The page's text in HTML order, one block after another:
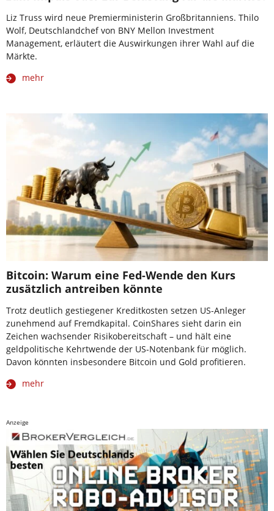
Liz Truss wird neue Premierministerin Großbritanniens. Thilo
Wolf, Deutschlandchef von BNY Mellon Investment
Management, erläutert die Auswirkungen ihrer Wahl auf die
Märkte.
mehr
Bitcoin: Warum eine Fed-Wende den Kurs
zusätzlich antreiben könnte
Trotz deutlich gestiegener Kreditkosten setzen US-Anleger
zunehmend auf Fremdkapital. CoinShares sieht darin ein
Zeichen wachsender Risikobereitschaft – und hält eine
geldpolitische Kehrtwende der US-Notenbank für möglich.
Davon könnten insbesondere Bitcoin und Gold profitieren.
mehr
Anzeige